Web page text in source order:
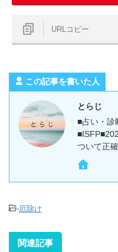
URLコピー
この記事を書いた人
とらじ
■占い・診
ついて正
-厄除け
関連記事